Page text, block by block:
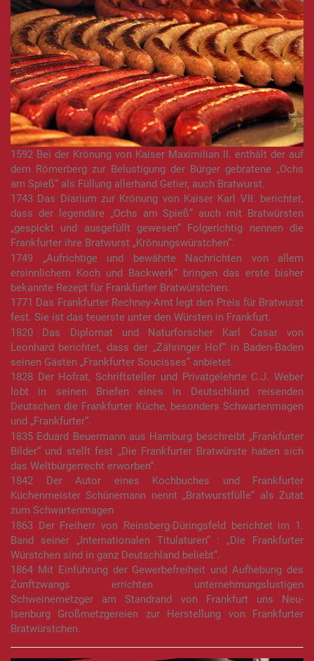
1592 Bei der Krönung von Kaiser Maximilian II. enthält der auf
dem Römerberg zur Belustigung der Bürger gebratene „Ochs
am Spieß“ als Füllung allerhand Getier, auch Bratwurst.
1743 Das Diarium zur Krönung von Kaiser Karl VII. berichtet,
dass der legendäre „Ochs am Spieß“ auch mit Bratwürsten
„gespickt und ausgefüllt gewesen“ Folgerichtig nennen die
Frankfurter ihre Bratwurst „Krönungswürstchen“.
1749 „Aufrichtige und bewährte Nachrichten von allem
ersinnlichem Koch und Backwerk“ bringen das erste bisher
bekannte Rezept für Frankfurter Bratwürstchen.
1771 Das Frankfurter Rechney-Amt legt den Preis für Bratwurst
fest. Sie ist das teuerste unter den Würsten in Frankfurt.
1820 Das Diplomat und Naturforscher Karl Casar von
Leonhard berichtet, dass der „Zähringer Hof“ in Baden-Baden
seinen Gästen „Frankfurter Soucisses“ anbietet.
1828 Der Hofrat, Schriftsteller und Privatgelehrte C.J. Weber
lobt in seinen Briefen eines in Deutschland reisenden
Deutschen die Frankfurter Küche, besonders Schwartenmagen
und „Frankfurter“.
1835 Eduard Beuermann aus Hamburg beschreibt „Frankfurter
Bilder“ und stellt fest „Die Frankfurter Bratwürste haben sich
das Weltbürgerrecht erworben“.
1842 Der Autor eines Kochbuches und Frankfurter
Küchenmeister Schünemann nennt „Bratwurstfülle“ als Zutat
zum Schwartenmagen
1863 Der Freiherr von Reinsberg-Düringsfeld berichtet im 1.
Band seiner „Internationalen Titulaturen“ : „Die Frankfurter
Würstchen sind in ganz Deutschland beliebt“.
1864 Mit Einführung der Gewerbefreiheit und Aufhebung des
Zunftzwangs errichten unternehmungslustigen
Schweinemetzger am Standrand von Frankfurt uns Neu-
Isenburg Großmetzgereien zur Herstellung von Frankfurter
Bratwürstchen.